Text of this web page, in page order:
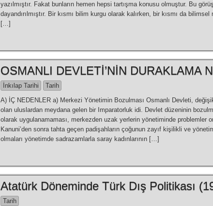
yazılmıştır. Fakat bunların hemen hepsi tartışma konusu olmuştur. Bu
dayandırılmıştır. Bir kısmı bilim kurgu olarak kalırken, bir kısmı da
[…]
OSMANLI DEVLETİ’NİN DURAKLAMA
İnkılap Tarihi
Tarih
A) İÇ NEDENLER a) Merkezi Yönetimin Bozulması Osmanlı Devleti,
olan uluslardan meydana gelen bir Imparatorluk idi. Devlet düzeninin
olarak uygulanamaması, merkezden uzak yerlerin yönetiminde problemler
Kanuni’den sonra tahta geçen padişahların çoğunun zayıf kişilikli ve
olmaları yönetimde sadrazamlarla saray kadınlarının […]
Atatürk Döneminde Türk Dış Politikası
Tarih